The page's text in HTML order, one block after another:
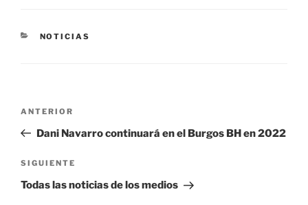
CATEGORÍAS
NOTICIAS
entradas
Entrada
anterior:
ANTERIOR
Dani Navarro continuará en el Burgos BH en 2022
Siguiente
entrada
SIGUIENTE
Todas las noticias de los medios